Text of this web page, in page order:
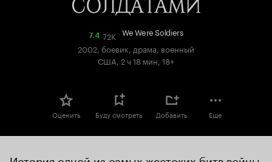
7.4Рейтинг
Кинопоиска
7.4
72K We Were Soldiers
2002, боевик, драма, военный
США, 2 ч 18 мин, 18+
Оценить Буду смотреть Добавить Еще